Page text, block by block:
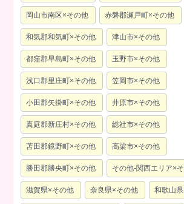
岡山市南区×その他 赤磐郡瀬戸町×その他
和気郡和気町×その他 津山市×その他
都窪郡早島町×その他 玉野市×その他
浅口郡里庄町×その他 笠岡市×その他
小田郡矢掛町×その他 井原市×その他
真庭郡新庄村×その他 総社市×その他
苫田郡鏡野町×その他 高梁市×その他
勝田郡勝央町×その他 その他-関西エリア×
滋賀県×その他 奈良県×その他 和歌山